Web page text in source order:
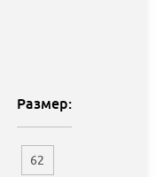
Размер:
62